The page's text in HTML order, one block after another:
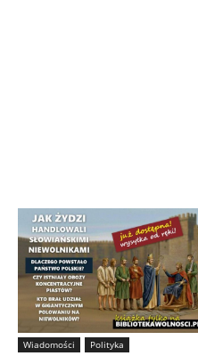
Wiadomości Polityka